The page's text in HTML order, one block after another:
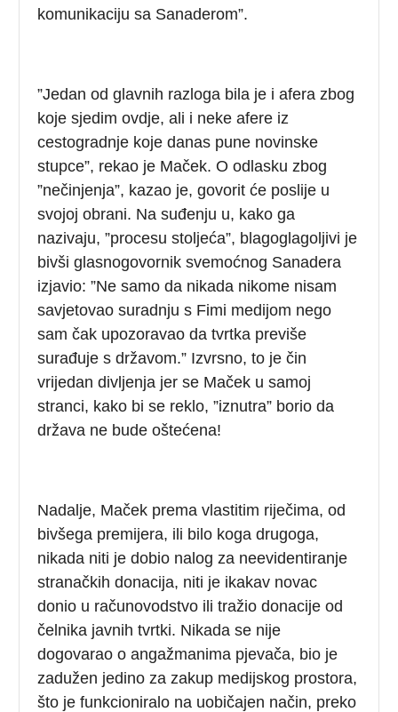
komunikaciju sa Sanaderom”.
”Jedan od glavnih razloga bila je i afera zbog
koje sjedim ovdje, ali i neke afere iz
cestogradnje koje danas pune novinske
stupce”, rekao je Maček. O odlasku zbog
”nečinjenja”, kazao je, govorit će poslije u
svojoj obrani. Na suđenju u, kako ga
nazivaju, ”procesu stoljeća”, blagoglagoljivi je
bivši glasnogovornik svemoćnog Sanadera
izjavio: ”Ne samo da nikada nikome nisam
savjetovao suradnju s Fimi medijom nego
sam čak upozoravao da tvrtka previše
surađuje s državom.” Izvrsno, to je čin
vrijedan divljenja jer se Maček u samoj
stranci, kako bi se reklo, ”iznutra” borio da
država ne bude oštećena!
Nadalje, Maček prema vlastitim riječima, od
bivšega premijera, ili bilo koga drugoga,
nikada niti je dobio nalog za neevidentiranje
stranačkih donacija, niti je ikakav novac
donio u računovodstvo ili tražio donacije od
čelnika javnih tvrtki. Nikada se nije
dogovarao o angažmanima pjevača, bio je
zadužen jedino za zakup medijskog prostora,
što je funkcioniralo na uobičajen način, preko